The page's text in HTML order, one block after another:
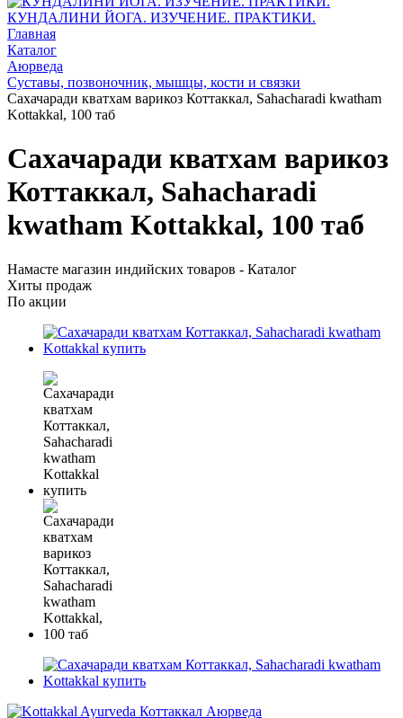
КУНДАЛИНИ ЙОГА. ИЗУЧЕНИЕ. ПРАКТИКИ.
Главная
Каталог
Аюрведа
Суставы, позвоночник, мышцы, кости и связки
Сахачаради кватхам варикоз Коттаккал, Sahacharadi kwatham
Kottakkal, 100 таб
Сахачаради кватхам варикоз
Коттаккал, Sahacharadi
kwatham Kottakkal, 100 таб
Намасте магазин индийских товаров - Каталог
Хиты продаж
По акции